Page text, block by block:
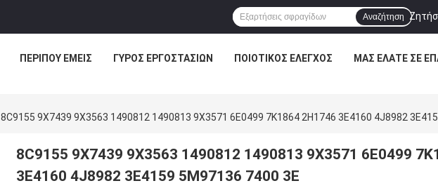
Αναζήτηση
ΠΕΡΊΠΟΥ ΕΜΕΊΣ ΓΎΡΟΣ ΕΡΓΟΣΤΑΣΊΩΝ ΠΟΙΟΤΙΚΌΣ ΈΛΕΓΧΟΣ ΜΑΣ ΕΛΆΤΕ ΣΕ
8C9155 9X7439 9X3563 1490812 1490813 9X3571 6E0499 7K1864 2H1746 3E4160 4J8982
8C9155 9X7439 9X3563 1490812 1490813 9X3571 6E0499
3E4160 4J8982 3E4159 5M97136 7400 3E